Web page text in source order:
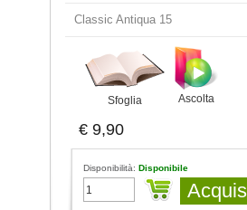
Classic Antiqua 15
Sfoglia Ascolta
€ 9,90
Disponibilità:Disponibile